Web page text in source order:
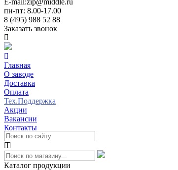
E-mail:zip@middle.ru
пн-пт: 8.00-17.00
8 (495) 988 52 88
Заказать звонок
Главная
О заводе
Доставка
Оплата
Тех.Поддержка
Акции
Вакансии
Контакты
Каталог продукции